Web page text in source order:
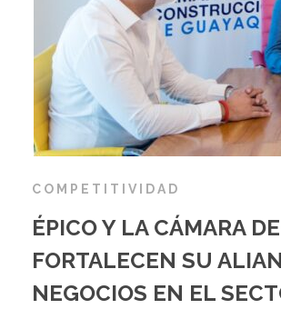
COMPETITIVIDAD
ÉPICO Y LA CÁMARA
FORTALECEN SU
NEGOCIOS EN EL